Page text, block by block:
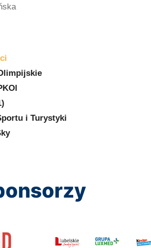
i Turystyki